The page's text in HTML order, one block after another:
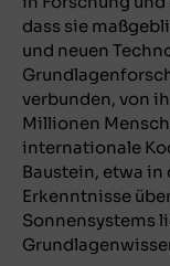
dass sie
und neuen
verbunden, von
Millionen
internationale
Baustein, etwa
Erkenntnisse
Sonnensystems